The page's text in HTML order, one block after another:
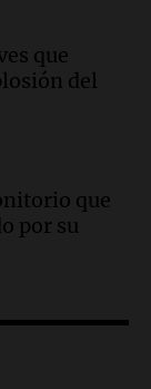
y
en la
que
del
que
por su